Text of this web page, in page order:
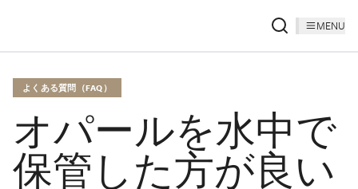
MENU
よくある質問（FAQ）
オパールを水中で
保管した方が良い